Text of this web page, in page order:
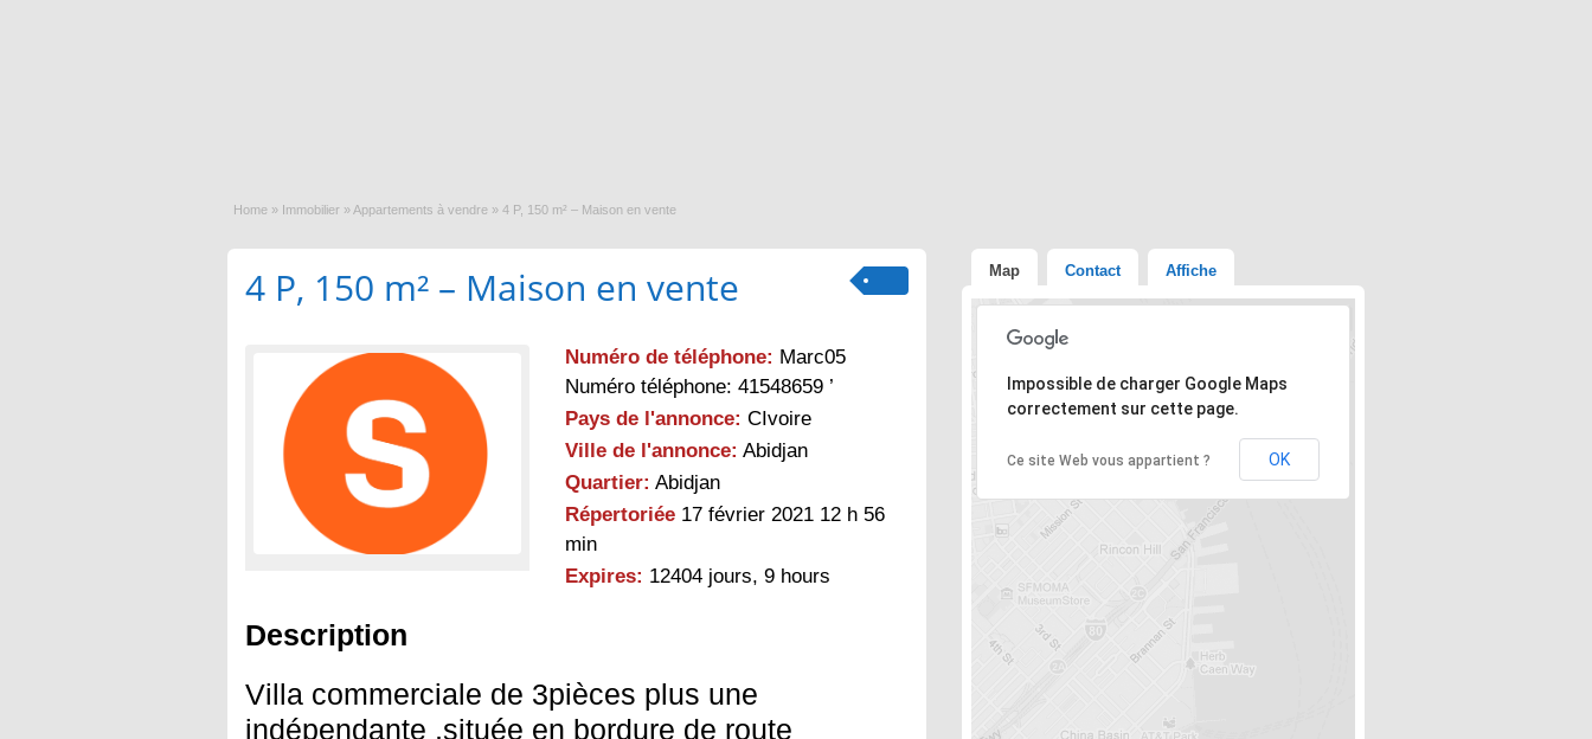
Home » Immobilier » Appartements à vendre » 4 P, 150 m² – Maison en vente
4 P, 150 m² – Maison en vente
Numéro de téléphone: Marc05
Numéro téléphone: 41548659 ’
Pays de l'annonce: CIvoire
Ville de l'annonce: Abidjan
Quartier: Abidjan
Répertoriée 17 février 2021 12 h 56
min
Expires: 12404 jours, 9 hours
Description
Villa commerciale de 3pièces plus une
indépendante ,située en bordure de route
Map Contact Affiche
Désolé, l'adresse n'a pas pu être trouvée.
Impossible de charger Google Maps
correctement sur cette page.
Ce site Web vous appartient ? OK